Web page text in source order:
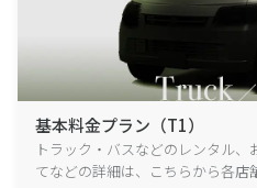
基本料金プラン（T1）
トラック・バスなどのレンタル
てなどの詳細は、こちらから各店